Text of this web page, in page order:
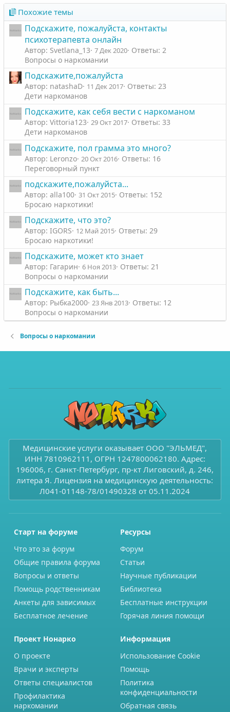
в
н
ы
й
г
о
л
с
в
н
ы
й
г
л
с
Похожие темы
Подскажите, пожалуйста, контакты
психотерапевта онлайн
Автор: Svetlana_13 7 Дек 2020 Ответы: 2
Вопросы о наркомании
Подскажите,пожалуйста
Автор: natashaD 11 Дек 2017 Ответы: 23
Дети наркоманов
Подскажите, как себя вести с наркоманом
Автор: Vittoria123 29 Окт 2017 Ответы: 33
Дети наркоманов
Подскажите, пол грамма это много?
Автор: Leronzo 20 Окт 2016 Ответы: 16
Переговорный пункт
подскажите,пожалуйста...
Автор: alla100 31 Окт 2015 Ответы: 152
Бросаю наркотики!
Подскажите, что это?
Автор: IGORS 12 Май 2015 Ответы: 29
Бросаю наркотики!
Подскажите, может кто знает
Автор: Гагарин 6 Ноя 2013 Ответы: 21
Вопросы о наркомании
Подскажите, как быть...
Автор: Рыбка2000 23 Янв 2013 Ответы: 12
Вопросы о наркомании
Вопросы о наркомании
Медицинские услуги оказывает ООО "ЭЛЬМЕД",
ИНН 7810962111, ОГРН 1247800062180. Адрес:
196006, г. Санкт-Петербург, пр-кт Лиговский, д. 246,
литера Я. Лицензия на медицинскую деятельность:
Л041-01148-78/01490328 от 05.11.2024
Старт на форуме
Что это за форум
Общие правила форума
Вопросы и ответы
Помощь родственникам
Анкеты для зависимых
Бесплатное лечение
Ресурсы
Форум
Статьи
Научные публикации
Библиотека
Бесплатные инструкции
Горячая линия помощи
Проект Нонарко
О проекте
Врачи и эксперты
Ответы специалистов
Профилактика
наркомании
Информация
Использование Cookie
Помощь
Политика
конфиденциальности
Обратная связь